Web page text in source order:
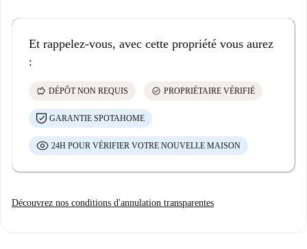
Et rappelez-vous, avec cette propriété vous aurez
:
savings DÉPÔT NON REQUIS check_circle PROPRIÉTAIRE VÉRIFIÉ
GARANTIE SPOTAHOME
24H POUR VÉRIFIER VOTRE NOUVELLE MAISON
Découvrez nos conditions d'annulation transparentes